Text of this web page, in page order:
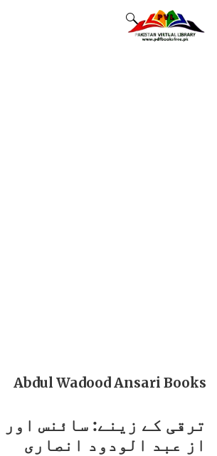
Abdul Wadood Ansari Books
ترقی کے زینے: سائنس
از عبد الودود انصاری